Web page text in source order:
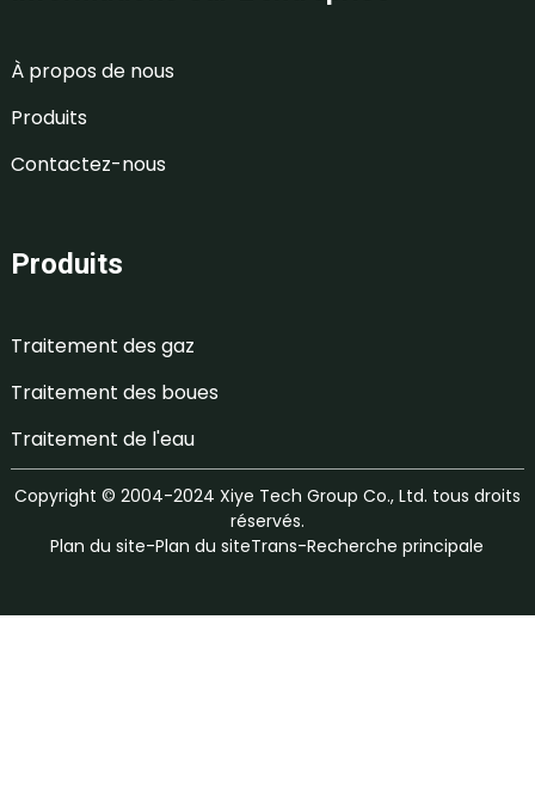
À propos de nous
Produits
Contactez-nous
Produits
Traitement des gaz
Traitement des boues
Traitement de l'eau
Copyright © 2004-2024 Xiye Tech Group Co., Ltd. tous droits
réservés.
Plan du site-Plan du siteTrans-Recherche principale